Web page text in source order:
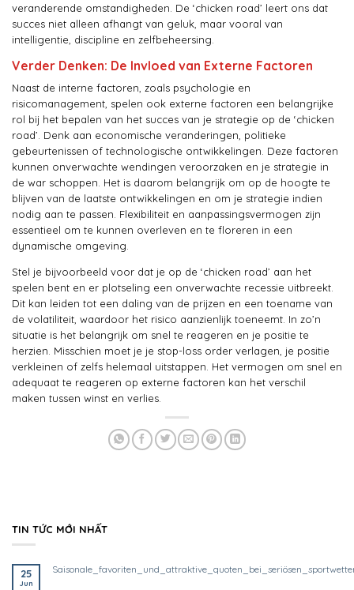
veranderende omstandigheden. De ‘chicken road’ leert ons dat
succes niet alleen afhangt van geluk, maar vooral van
intelligentie, discipline en zelfbeheersing.
Verder Denken: De Invloed van Externe Factoren
Naast de interne factoren, zoals psychologie en
risicomanagement, spelen ook externe factoren een belangrijke
rol bij het bepalen van het succes van je strategie op de ‘chicken
road’. Denk aan economische veranderingen, politieke
gebeurtenissen of technologische ontwikkelingen. Deze factoren
kunnen onverwachte wendingen veroorzaken en je strategie in
de war schoppen. Het is daarom belangrijk om op de hoogte te
blijven van de laatste ontwikkelingen en om je strategie indien
nodig aan te passen. Flexibiliteit en aanpassingsvermogen zijn
essentieel om te kunnen overleven en te floreren in een
dynamische omgeving.
Stel je bijvoorbeeld voor dat je op de ‘chicken road’ aan het
spelen bent en er plotseling een onverwachte recessie uitbreekt.
Dit kan leiden tot een daling van de prijzen en een toename van
de volatiliteit, waardoor het risico aanzienlijk toeneemt. In zo’n
situatie is het belangrijk om snel te reageren en je positie te
herzien. Misschien moet je je stop-loss order verlagen, je positie
verkleinen of zelfs helemaal uitstappen. Het vermogen om snel en
adequaat te reageren op externe factoren kan het verschil
maken tussen winst en verlies.
TIN TỨC MỚI NHẤT
25
Jun